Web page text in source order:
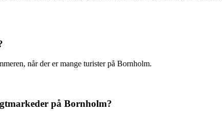
når der er mange turister på Bornholm.
på Bornholm?